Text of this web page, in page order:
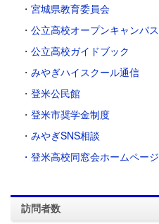
・ 宮城県教育委員会
・ 公立高校オープンキャンパス
・ 公立高校ガイドブック
・ みやぎハイスクール通信
・ 登米公民館
・ 登米市奨学金制度
・ みやぎSNS相談
・登米高校同窓会ホームページ
訪問者数